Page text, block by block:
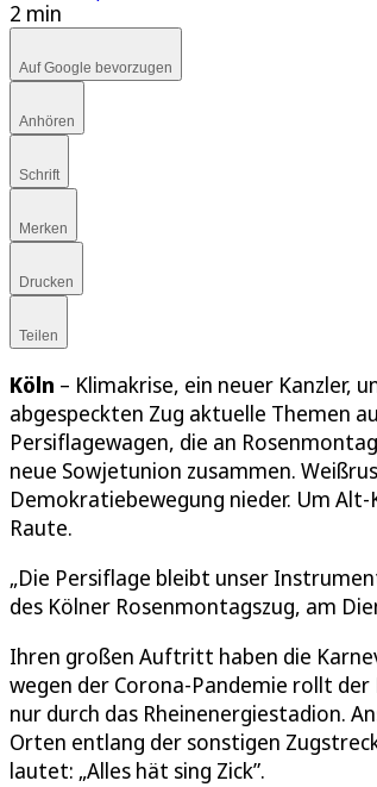
2 min
Auf Google bevorzugen
Anhören
Schrift
Merken
Drucken
Teilen
Köln – Klimakrise, ein neuer Kanzler,
abgespeckten Zug aktuelle Themen
Persiflagewagen, die an
neue Sowjetunion zusammen.
Demokratiebewegung nieder. Um Alt-
Raute.
„Die Persiflage bleibt unser
des Kölner Rosenmontagszug, am
Ihren großen Auftritt haben die
wegen der Corona-Pandemie rollt
nur durch das Rheinenergiestadion.
Orten entlang der sonstigen
lautet: „Alles hät sing Zick”.